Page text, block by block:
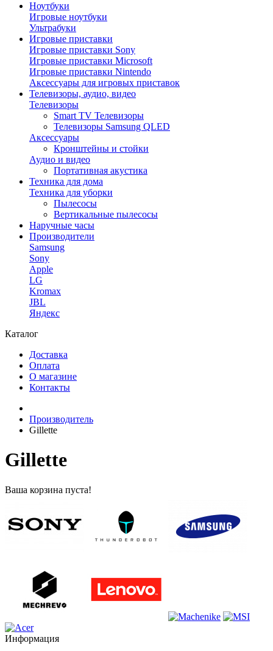
Ноутбуки
Игровые ноутбуки
Ультрабуки
Игровые приставки
Игровые приставки Sony
Игровые приставки Microsoft
Игровые приставки Nintendo
Аксессуары для игровых приставок
Телевизоры, аудио, видео
Телевизоры
Smart TV Телевизоры
Телевизоры Samsung QLED
Аксессуары
Кронштейны и стойки
Аудио и видео
Портативная акустика
Техника для дома
Техника для уборки
Пылесосы
Вертикальные пылесосы
Наручные часы
Производители
Samsung
Sony
Apple
LG
Kromax
JBL
Яндекс
Каталог
Доставка
Оплата
О магазине
Контакты
Производитель
Gillette
Gillette
Ваша корзина пуста!
Информация